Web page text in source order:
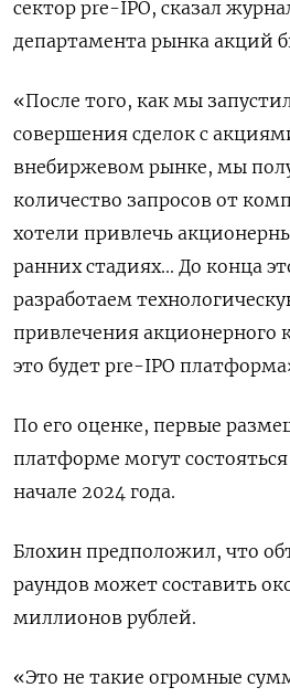
сектор pre-IPO, сказал
департамента рынка акций
«После того, как мы
совершения сделок с
внебиржевом рынке, мы
количество запросов от
хотели привлечь
ранних стадиях... До конца
разработаем
привлечения акционерного
это будет pre-IPO
По его оценке, первые
платформе могут
начале 2024 года.
Блохин предположил, что
раундов может составить
миллионов рублей.
«Это не такие огромные